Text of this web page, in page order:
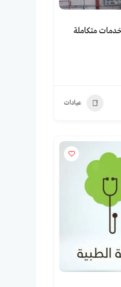
متكاملة
عيادات